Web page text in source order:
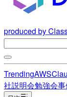
produced by
TrendingAWS
社説明会勉強会